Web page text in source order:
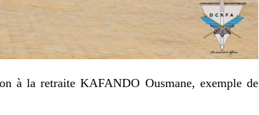
à la retraite KAFANDO Ousmane, exemple de